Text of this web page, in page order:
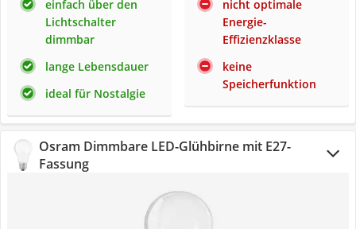
einfach über den
Lichtschalter
dimmbar
lange Lebensdauer
ideal für Nostalgie
nicht optimale
Energie-
Effizienzklasse
keine
Speicherfunktion
Osram Dimmbare LED-Glühbirne mit E27-
Fassung